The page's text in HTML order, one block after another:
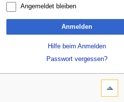
Angemeldet bleiben
Anmelden
Hilfe beim Anmelden
Passwort vergessen?